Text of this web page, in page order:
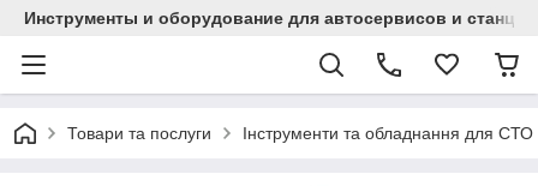
Инструменты и оборудование для автосервисов и
Товари та послуги Інструменти та обладнання для СТО